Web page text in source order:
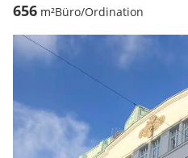
656 m²Büro/Ordination